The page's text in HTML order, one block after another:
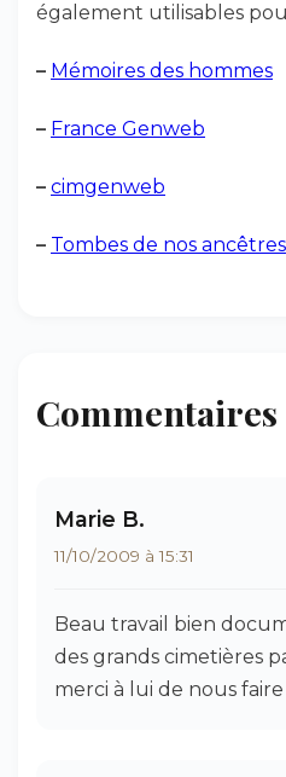
également utilisables
– Mémoires des hommes
– France Genweb
– cimgenweb
– Tombes de nos ancêtres
Commentaires
Marie B.
11/10/2009 à 15:31
Beau travail bien
des grands cimetières
merci à lui de nous